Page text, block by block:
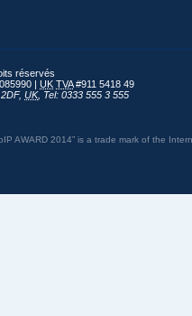
réservés
| UK TVA#911 5418 49
, UK, Tel: 0333 555 3 555
AWARD 2014” is a trade mark of the